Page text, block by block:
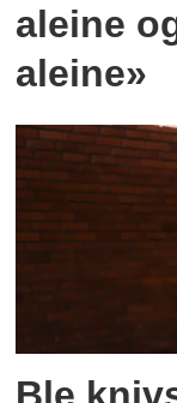
aleine
aleine»